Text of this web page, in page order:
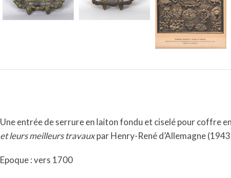
Une entrée de serrure en laiton fondu et ciselé pour coffre
et leurs meilleurs travauxpar Henry-René d’Allemagne
Epoque : vers 1700